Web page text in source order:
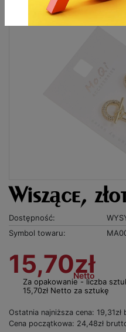
Wiszące,
Dostępność:
Symbol towaru:
15,70zł
Netto
Za opakowanie - liczba
15,70zł Netto za sztukę
Ostatnia najniższa cena: 19,31zł
Cena początkowa: 24,48zł